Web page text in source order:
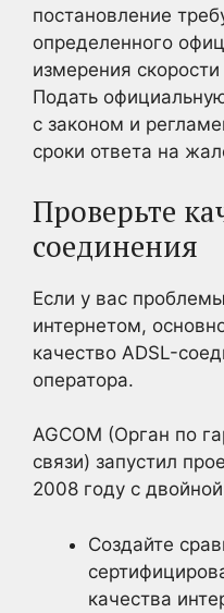
постановление
определенного
измерения
Подать
с законом и
сроки ответа на
Проверьте
соединения
Если у вас
интернетом,
качество ADSL-
оператора.
AGCOM (Орган по
связи) запустил
2008 году с
Создайте
качества